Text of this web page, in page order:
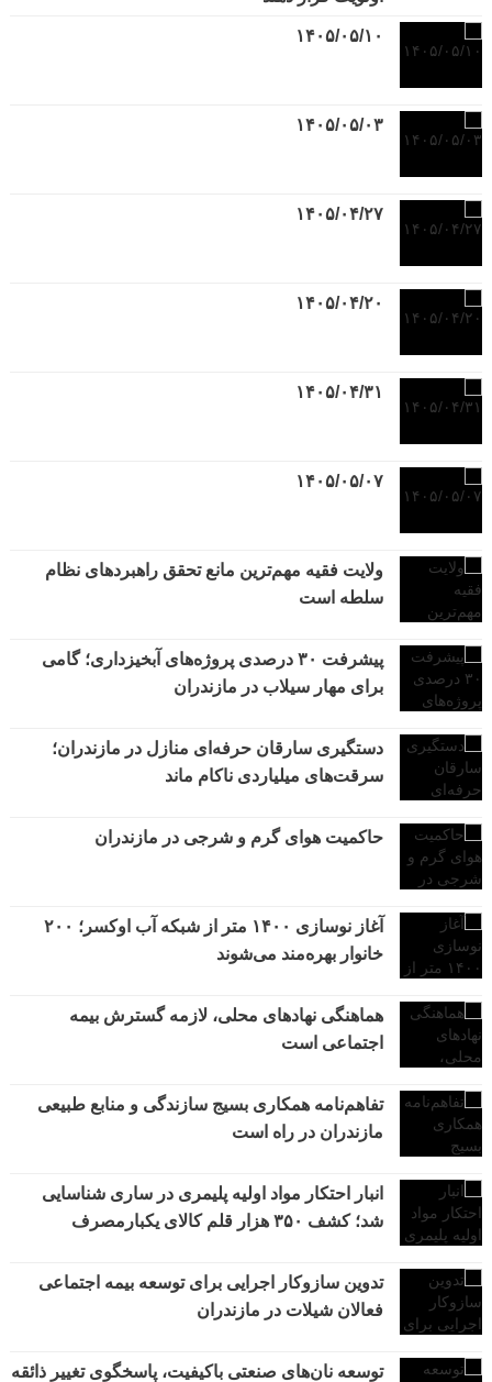
۱۴۰۵/۰۵/۱۰
۱۴۰۵/۰۵/۰۳
۱۴۰۵/۰۴/۲۷
۱۴۰۵/۰۴/۲۰
۱۴۰۵/۰۴/۳۱
۱۴۰۵/۰۵/۰۷
ولایت فقیه مهم‌ترین مانع تحقق راهبردهای نظام
سلطه است
پیشرفت ۳۰ درصدی پروژه‌های آبخیزداری؛ گامی
برای مهار سیلاب در مازندران
دستگیری سارقان حرفه‌ای منازل در مازندران؛
سرقت‌های میلیاردی ناکام ماند
حاکمیت هوای گرم و شرجی در مازندران
آغاز نوسازی ۱۴۰۰ متر از شبکه آب اوکسر؛ ۲۰۰
خانوار بهره‌مند می‌شوند
هماهنگی نهادهای محلی، لازمه گسترش بیمه
اجتماعی است
تفاهم‌نامه همکاری بسیج سازندگی و منابع طبیعی
مازندران در راه است
انبار احتکار مواد اولیه پلیمری در ساری شناسایی
شد؛ کشف ۳۵۰ هزار قلم کالای یکبارمصرف
تدوین سازوکار اجرایی برای توسعه بیمه اجتماعی
فعالان شیلات در مازندران
توسعه نان‌های صنعتی باکیفیت، پاسخگوی تغییر ذائقه